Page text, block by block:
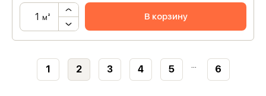
м² В корзину
1 2 3 4 5 ... 6